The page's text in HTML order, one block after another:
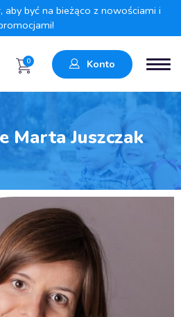
aby być na bieżąco z nowościami i
0 Konto
Marta Juszczak